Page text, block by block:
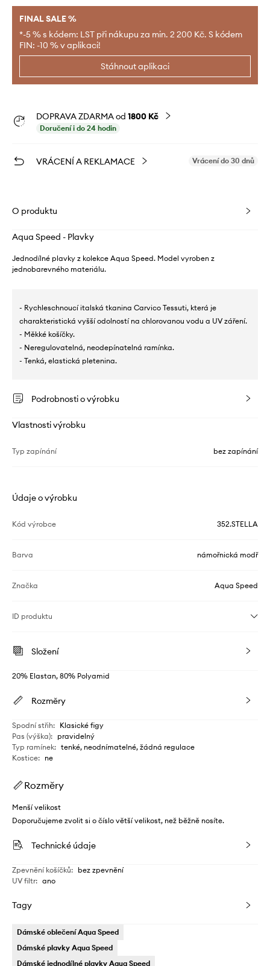
FINAL SALE %
*-5 % s kódem: LST při nákupu za min. 2 200 Kč. S kódem
FIN: -10 % v aplikaci!
Stáhnout aplikaci
DOPRAVA ZDARMA od 1800 Kč
Doručení i do 24 hodin
VRÁCENÍ A REKLAMACE Vrácení do 30 dnů
O produktu
Aqua Speed - Plavky
Jednodílné plavky z kolekce Aqua Speed. Model vyroben z
jednobarevného materiálu.
- Rychleschnoucí italská tkanina Carvico Tessuti, která je
charakteristická vyšší odolností na chlorovanou vodu a UV záření.
- Měkké košíčky.
- Neregulovatelná, neodepínatelná ramínka.
- Tenká, elastická pletenina.
Podrobnosti o výrobku
Vlastnosti výrobku
Typ zapínání bez zapínání
Údaje o výrobku
Kód výrobce 352.STELLA
Barva námořnická modř
Značka Aqua Speed
ID produktu
Složení
20% Elastan, 80% Polyamid
Rozměry
Spodní střih: Klasické figy
Pas (výška): pravidelný
Typ ramínek: tenké, neodnímatelné, žádná regulace
Kostice: ne
Rozměry
Menší velikost
Doporučujeme zvolit si o číslo větší velikost, než běžně nosíte.
Technické údaje
Zpevnění košíčků: bez zpevnění
UV filtr: ano
Tagy
Dámské oblečení Aqua Speed
Dámské plavky Aqua Speed
Dámské jednodílné plavky Aqua Speed